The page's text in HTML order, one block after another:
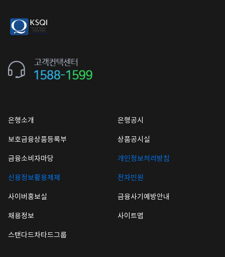
은행소개 은행공시
보호금융상품등록부 상품공시실
금융소비자마당 개인정보처리방침
신용정보활용체제 전자민원
사이버홍보실 금융사기예방안내
채용정보 사이트맵
스탠다드차타드그룹